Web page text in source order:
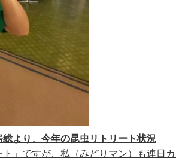
より、今年の昆虫リトリート状況
」ですが、私（みどりマン）も連日カ